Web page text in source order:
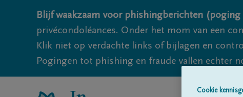
Blijf waakzaam voor phishingberichten
privécondoléances. Onder het mom van een
Klik niet op verdachte links of bijlagen en
Pogingen tot phishing en fraude vallen echter
Cookie